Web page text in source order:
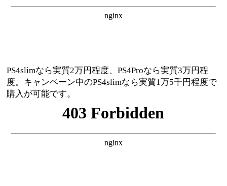
PS4slimなら実質2万円程度、PS4Proなら実質3万円程
度。キャンペーン中のPS4slimなら実質1万5千円程度で
購入が可能です。